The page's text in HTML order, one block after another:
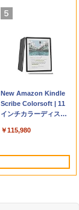
FMV ノートパソコン
WE1-K3 (MS 365
Personal/Copilotキー
型/Core i5/16GB/SSD
FMVWK3E15W_AZ
￥139,880
Windows版 |
Minecraft (マインクラ
フト): Java & Bedrock
ード版
￥3,600
FM TOWNS ハイパ
ー・カタログ: 本体ハ
ードウェア・市販ソフ
トリストと最新エミュ
￥1,600
New Amazon Kindle
Scribe Colorsoft | 11
インチカラーディスプ
ジ、ノート機能搭載、
調節ライト、プレミア
イト
￥115,980